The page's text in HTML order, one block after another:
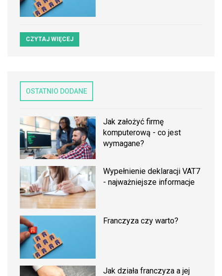
CZYTAJ WIĘCEJ
OSTATNIO DODANE
Jak założyć firmę
komputerową - co jest
wymagane?
Wypełnienie deklaracji VAT7
- najważniejsze informacje
Franczyza czy warto?
Jak działa franczyza a jej